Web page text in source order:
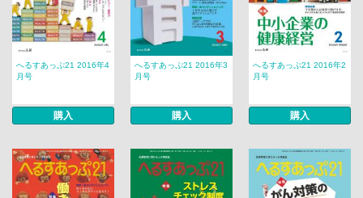
へるすあっぷ21 2016年4
月号
購入
へるすあっぷ21 2016年3
月号
購入
へるすあっぷ21 2016年2
月号
購入